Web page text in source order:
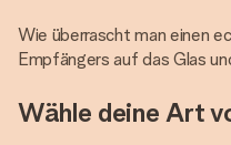
Wie überrascht man einen
Empfängers auf das Glas
Wähle deine Art